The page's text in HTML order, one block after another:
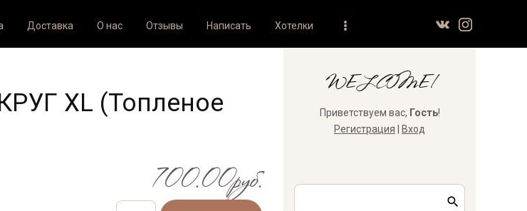
Доставка О нас Отзывы Написать Хотелки
XL (Топленое
700.00руб.
WELCOME!
Приветствуем вас, Гость!
Регистрация
Вход